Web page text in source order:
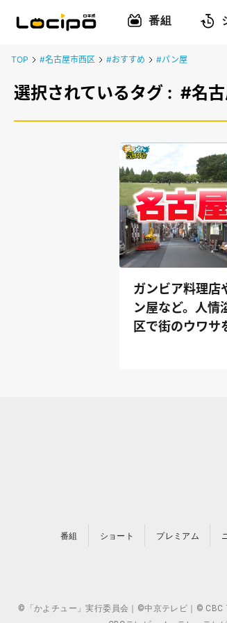
番組
TOP #名古屋市西区 #おすすめ #パン屋
選択されているタグ : #名
ガンビア料理店
ン屋など。人情
区で街のウワサ
番組 ショート プレミアム
©「かよチュー」実行委員会｜©中京テレビ｜© CBC